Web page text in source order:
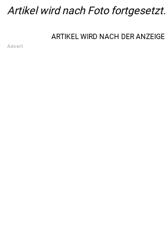
Artikel wird nach Foto fortgesetzt.